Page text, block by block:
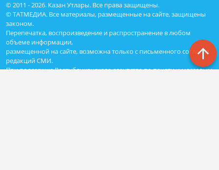
© 2011 - 2026. Казан Утлары. Все права защищены.
© ТАТМЕДИА. Все материалы, размещенные на сайте, защищены
законом.
Перепечатка, воспроизведение и распространение в любом
объеме информации,
размещенной на сайте, возможна только с письменного согласия
редакций СМИ.
При поддержке Республиканского агентства по печати и массовым